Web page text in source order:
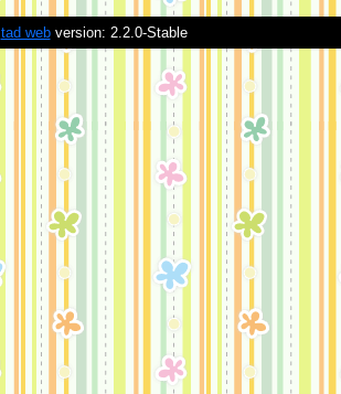
tad webversion: 2.2.0-Stable